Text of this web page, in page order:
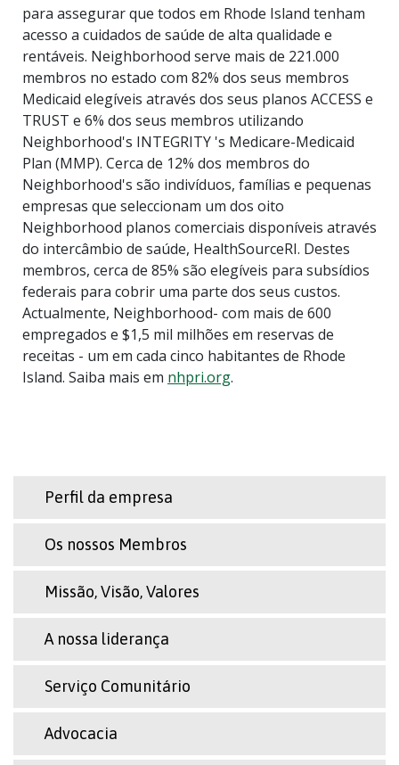
para assegurar que todos em Rhode Island tenham
acesso a cuidados de saúde de alta qualidade e
rentáveis. Neighborhood serve mais de 221.000
membros no estado com 82% dos seus membros
Medicaid elegíveis através dos seus planos ACCESS e
TRUST e 6% dos seus membros utilizando
Neighborhood's INTEGRITY 's Medicare-Medicaid
Plan (MMP). Cerca de 12% dos membros do
Neighborhood's são indivíduos, famílias e pequenas
empresas que seleccionam um dos oito
Neighborhood planos comerciais disponíveis através
do intercâmbio de saúde, HealthSourceRI. Destes
membros, cerca de 85% são elegíveis para subsídios
federais para cobrir uma parte dos seus custos.
Actualmente, Neighborhood- com mais de 600
empregados e $1,5 mil milhões em reservas de
receitas - um em cada cinco habitantes de Rhode
Island. Saiba mais em nhpri.org.
Perfil da empresa
Os nossos Membros
Missão, Visão, Valores
A nossa liderança
Serviço Comunitário
Advocacia